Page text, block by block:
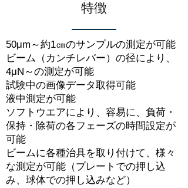
特徴
50μm～約1㎝のサンプルの測定が可能
ビーム（カンチレバー）の径により、
4μN～の測定が可能
試験中の画像データ取得可能
液中測定が可能
ソフトウエアにより、容易に、負荷・
保持・除荷の各フェーズの時間設定が
可能
ビームに各種治具を取り付けて、様々
な測定が可能（プレートでの押し込
み、球体での押し込みなど）